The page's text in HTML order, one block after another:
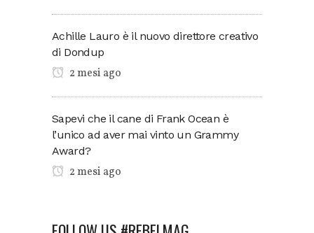
Achille Lauro è il nuovo direttore creativo
di Dondup
2 mesi ago
Sapevi che il cane di Frank Ocean è
l’unico ad aver mai vinto un Grammy
Award?
2 mesi ago